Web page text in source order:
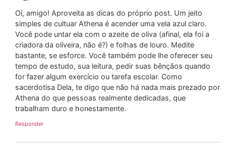
Oi, amigo! Aproveita as dicas do próprio post. Um jeito
simples de cultuar Athena é acender uma vela azul claro.
Você pode untar ela com o azeite de oliva (afinal, ela foi a
criadora da oliveira, não é?) e folhas de louro. Medite
bastante, se esforce. Você também pode lhe oferecer seu
tempo de estudo, sua leitura, pedir suas bênçãos quando
for fazer algum exercício ou tarefa escolar. Como
sacerdotisa Dela, te digo que não há nada mais prezado por
Athena do que pessoas realmente dedicadas, que
trabalham duro e honestamente.
Responder